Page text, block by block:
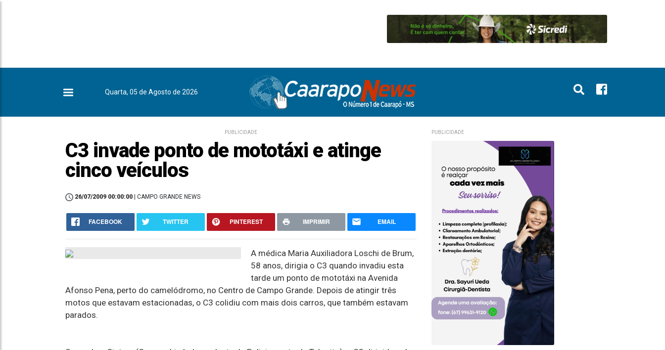
Quarta, 05 de Agosto de 2026
PUBLICIDADE
C3 invade ponto de mototáxi e atinge
cinco veículos
26/07/2009 00:00:00 | CAMPO GRANDE NEWS
FACEBOOK TWITTER PINTEREST IMPRIMIR EMAIL
A médica Maria Auxiliadora Loschi de Brum,
58 anos, dirigia o C3 quando invadiu esta
tarde um ponto de mototáxi na Avenida
Afonso Pena, perto do camelódromo, no Centro de Campo Grande. Depois de atingir três
motos que estavam estacionadas, o C3 colidiu com mais dois carros, que também estavam
parados.
PUBLICIDADE